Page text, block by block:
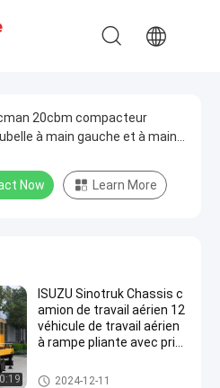
20cbm compacteur
à main gauche et à main
Now Learn More
ISUZU Sinotruk Chassis c
amion de travail aérien 12
véhicule de travail aérien
à rampe pliante avec prix
Camions spéciaux
2024-12-11